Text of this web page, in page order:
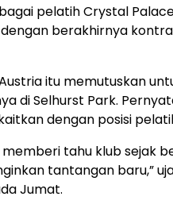
pelatih Crystal
berakhirnya
itu memutuskan
di Selhurst Park.
dengan posisi
memberi tahu klub sejak
tantangan baru,”
Jumat.